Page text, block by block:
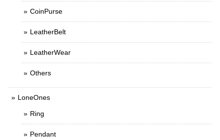
CoinPurse
LeatherBelt
LeatherWear
Others
LoneOnes
Ring
Pendant